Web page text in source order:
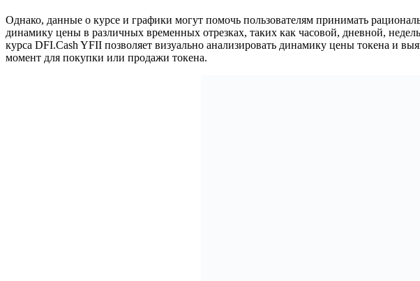
Однако, данные о курсе и графики могут помочь пользователям принимать
динамику цены в различных временных отрезках, таких как часовой, дневной,
курса DFI.Cash YFII позволяет визуально анализировать динамику цены токена и
момент для покупки или продажи токена.